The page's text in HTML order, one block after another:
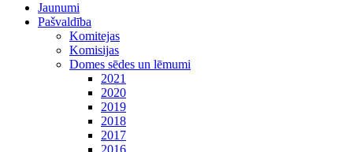
Jaunumi
Pašvaldība
Komitejas
Komisijas
Domes sēdes un lēmumi
2021
2020
2019
2018
2017